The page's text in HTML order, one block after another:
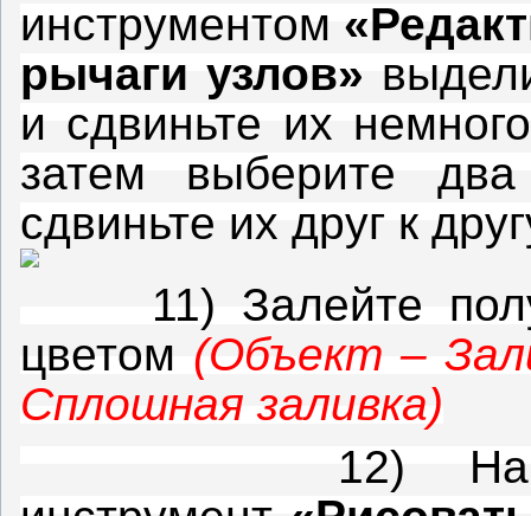
инструментом
рычаги узлов»
и сдвиньте их
затем выберите
сдвиньте их друг к
11) Залейте
цветом (Объект –
Сплошная заливка)
12)